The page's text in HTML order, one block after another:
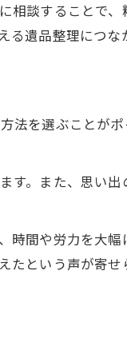
相談することで、
遺品整理につな
を選ぶことがポ
す。また、思い出
時間や労力を大幅
という声が寄せ